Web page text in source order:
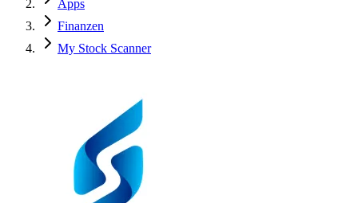
Apps
Finanzen
My Stock Scanner